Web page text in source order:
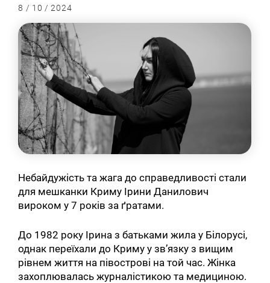
8 / 10 / 2024
Небайдужість та жага до справедливості стали
для мешканки Криму Ірини Данилович
вироком у 7 років за ґратами.
До 1982 року Ірина з батьками жила у Білорусі,
однак переїхали до Криму у зв’язку з вищим
рівнем життя на півострові на той час. Жінка
захоплювалась журналістикою та медициною.